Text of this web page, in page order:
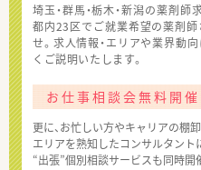
埼玉・群馬・栃木・新潟の薬剤
都内23区でご就業希望の薬剤
せ。求人情報・エリアや業界動
くご説明いたします。
お仕事相談会無料開催
更に、お忙しい方やキャリアの棚
エリアを熟知したコンサルタント
“出張”個別相談サービスも同時開